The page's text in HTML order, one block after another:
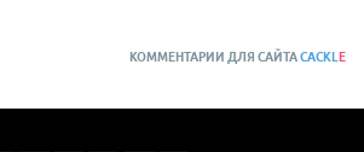
КОММЕНТАРИИ ДЛЯ САЙТАCACKL E